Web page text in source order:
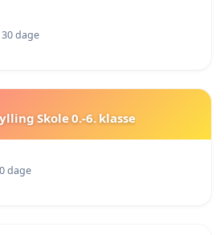
dage
Skole 0.-6. klasse
dage